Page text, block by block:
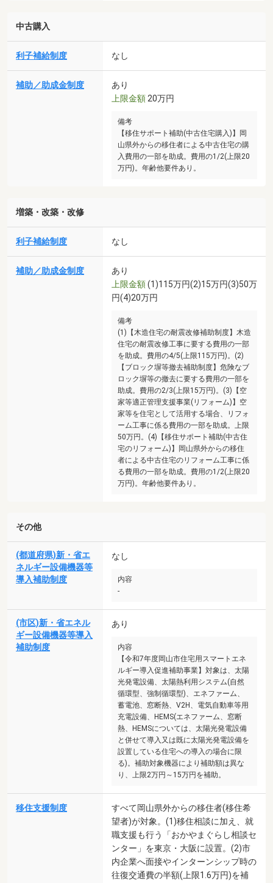
中古購入
利子補給制度 なし
補助／助成金制度
あり
上限金額 20万円
備考
【移住サポート補助(中古住宅購入)】岡
山県外からの移住者による中古住宅の購
入費用の一部を助成。費用の1/2(上限20
万円)。年齢他要件あり。
増築・改築・改修
利子補給制度 なし
補助／助成金制度
あり
上限金額(1)115万円(2)15万円(3)50万
円(4)20万円
備考
(1)【木造住宅の耐震改修補助制度】木造
住宅の耐震改修工事に要する費用の一部
を助成。費用の4/5(上限115万円)。(2)
【ブロック塀等撤去補助制度】危険なブ
ロック塀等の撤去に要する費用の一部を
助成。費用の2/3(上限15万円)。(3)【空
家等適正管理支援事業(リフォーム)】空
家等を住宅として活用する場合、リフォ
ーム工事に係る費用の一部を助成。上限
50万円。(4)【移住サポート補助(中古住
宅のリフォーム)】岡山県外からの移住
者による中古住宅のリフォーム工事に係
る費用の一部を助成。費用の1/2(上限20
万円)。年齢他要件あり。
その他
(都道府県)新・省エ
ネルギー設備機器等
導入補助制度
なし
内容
-
(市区)新・省エネル
ギー設備機器等導入
補助制度
あり
内容
【令和7年度岡山市住宅用スマートエネ
ルギー導入促進補助事業】対象は、太陽
光発電設備、太陽熱利用システム(自然
循環型、強制循環型)、エネファーム、
蓄電池、窓断熱、V2H、電気自動車等用
充電設備、HEMS(エネファーム、窓断
熱、HEMSについては、太陽光発電設備
と併せて導入又は既に太陽光発電設備を
設置している住宅への導入の場合に限
る)。補助対象機器により補助額は異な
り、上限2万円～15万円を補助。
移住支援制度
すべて岡山県外からの移住者(移住希
望者)が対象。(1)移住相談に加え、就
職支援も行う「おかやまぐらし相談セ
ンター」を東京・大阪に設置。(2)市
内企業へ面接やインターンシップ時の
往復交通費の半額(上限1.6万円)を補